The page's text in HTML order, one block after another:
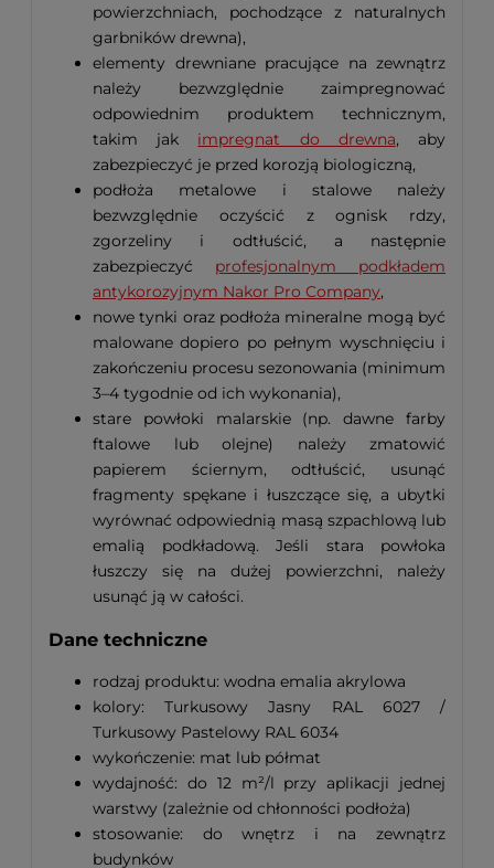
powierzchniach, pochodzące z naturalnych
garbników drewna),
elementy drewniane pracujące na zewnątrz
należy bezwzględnie zaimpregnować
odpowiednim produktem technicznym,
takim jak impregnat do drewna, aby
zabezpieczyć je przed korozją biologiczną,
podłoża metalowe i stalowe należy
bezwzględnie oczyścić z ognisk rdzy,
zgorzeliny i odtłuścić, a następnie
zabezpieczyć profesjonalnym podkładem
antykorozyjnym Nakor Pro Company,
nowe tynki oraz podłoża mineralne mogą być
malowane dopiero po pełnym wyschnięciu i
zakończeniu procesu sezonowania (minimum
3–4 tygodnie od ich wykonania),
stare powłoki malarskie (np. dawne farby
ftalowe lub olejne) należy zmatowić
papierem ściernym, odtłuścić, usunąć
fragmenty spękane i łuszczące się, a ubytki
wyrównać odpowiednią masą szpachlową lub
emalią podkładową. Jeśli stara powłoka
łuszczy się na dużej powierzchni, należy
usunąć ją w całości.
Dane techniczne
rodzaj produktu: wodna emalia akrylowa
kolory: Turkusowy Jasny RAL 6027 /
Turkusowy Pastelowy RAL 6034
wykończenie: mat lub półmat
wydajność: do 12 m²/l przy aplikacji jednej
warstwy (zależnie od chłonności podłoża)
stosowanie: do wnętrz i na zewnątrz
budynków